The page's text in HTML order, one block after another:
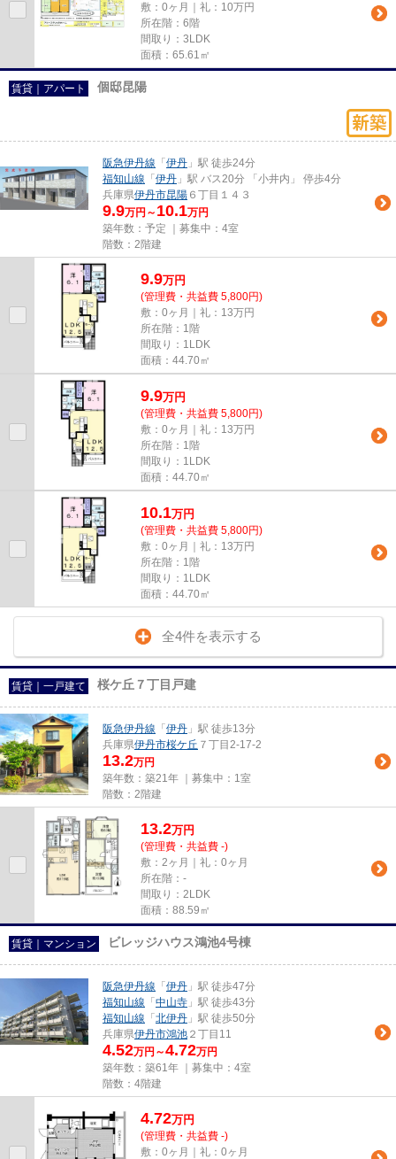
敷：0ヶ月｜礼：10万円
所在階：6階
間取り：3LDK
面積：65.61㎡
賃貸｜アパート 個邸昆陽
阪急伊丹線 「 伊丹 」駅 徒歩24分
福知山線 「 伊丹 」駅 バス20分 「小井内」 停歩4分
兵庫県伊丹市昆陽 ６丁目１４３
9.9万円～ 10.1万円
築年数：予定 ｜募集中： 4室
階数：2階建
9.9万円
(管理費・共益費 5,800円)
敷：0ヶ月｜礼：13万円
所在階：1階
間取り：1LDK
面積：44.70㎡
9.9万円
(管理費・共益費 5,800円)
敷：0ヶ月｜礼：13万円
所在階：1階
間取り：1LDK
面積：44.70㎡
10.1万円
(管理費・共益費 5,800円)
敷：0ヶ月｜礼：13万円
所在階：1階
間取り：1LDK
面積：44.70㎡
全4件を表示する
賃貸｜一戸建て 桜ケ丘７丁目戸建
阪急伊丹線 「 伊丹 」駅 徒歩13分
兵庫県伊丹市桜ケ丘 ７丁目2-17-2
13.2万円
築年数：築21年 ｜募集中： 1室
階数：2階建
13.2万円
(管理費・共益費 -)
敷：2ヶ月｜礼：0ヶ月
所在階：-
間取り：2LDK
面積：88.59㎡
賃貸｜マンション ビレッジハウス鴻池4号棟
阪急伊丹線 「 伊丹 」駅 徒歩47分
福知山線 「 中山寺 」駅 徒歩43分
福知山線 「 北伊丹 」駅 徒歩50分
兵庫県伊丹市鴻池 ２丁目11
4.52万円～4.72万円
築年数：築61年 ｜募集中： 4室
階数：4階建
4.72万円
(管理費・共益費 -)
敷：0ヶ月｜礼：0ヶ月